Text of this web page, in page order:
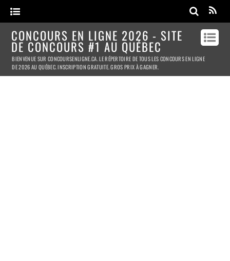
CONCOURS EN LIGNE 2026 - SITE
DE CONCOURS #1 AU QUÉBEC
BIENVENUE SUR CONCOURSENLIGNE.CA. LE RÉPERTOIRE DE TOUS LES CONCOURS EN LIGNE
DE 2026 AU QUÉBEC. INSCRIPTION GRATUITE. GROS PRIX À GAGNER.